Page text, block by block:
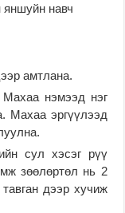
яншуйн навч
амтлана.
нэмээд нэг
Махаа эргүүлээд
сул хэсэг рүү
зөөлөртөл нь 2
дээр хучиж